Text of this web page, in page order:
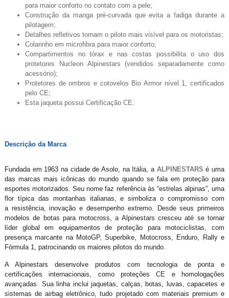
para maior conforto no contato com a pele;
Construção da manga pré-curvada que evita a fadiga durante a
pilotagem;
Detalhes refletivos tornam o piloto mais visível para os motoristas;
Colarinho em microfibra para maior conforto;
Compartimentos no tórax e nas costas possibilita o uso dos
protetores Nucleon Alpinestars (vendidos separadamente como
acessório);
Protetores de ombros e cotovelos Bio Armor nível 1, certificados
pelo CE;
Esta jaqueta possui Certificação CE.
Descrição da Marca
Fundada em 1963 na cidade de Asolo, na Itália, a ALPINESTARS é uma
das marcas mais icônicas do mundo quando se fala em proteção para
esportes motorizados. Seu nome faz referência às “estrelas alpinas”, uma
flor típica das montanhas italianas, e simboliza o compromisso com
a resistência, inovação e desempenho extremo. Desde seus primeiros
modelos de botas para motocross, a Alpinestars cresceu até se tornar
líder global em equipamentos de proteção para motociclistas, com
presença marcante na MotoGP, Superbike, Motocross, Enduro, Rally e
Fórmula 1, patrocinando os maiores pilotos do mundo.
A Alpinestars desenvolve produtos com tecnologia de ponta e
certificações internacionais, como proteções CE e homologações
avançadas. Sua linha inclui jaquetas, calças, botas, luvas, capacetes e
sistemas de airbag eletrônico, tudo projetado com materiais premium e